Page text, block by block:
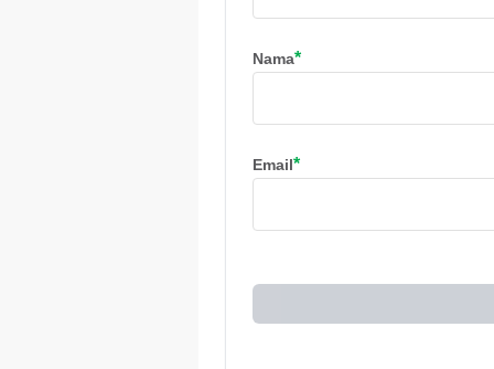
elektronik di rumah
Nama*
Email*